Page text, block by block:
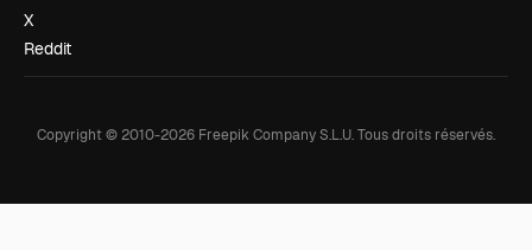
X
Reddit
Copyright © 2010-2026 Freepik Company S.L.U.Tous droits réservés.